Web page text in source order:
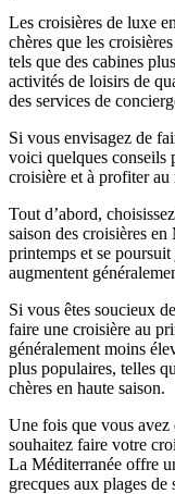
Les croisières de luxe
chères que les
tels que des cabines
activités de loisirs de
des services de
Si vous envisagez de
voici quelques conseils
croisière et à profiter
Tout d’abord,
saison des croisières
printemps et se
augmentent
Si vous êtes soucieux
faire une croisière au
généralement moins
plus populaires, telles
chères en haute saison.
Une fois que vous avez
souhaitez faire votre
La Méditerranée offre
grecques aux plages